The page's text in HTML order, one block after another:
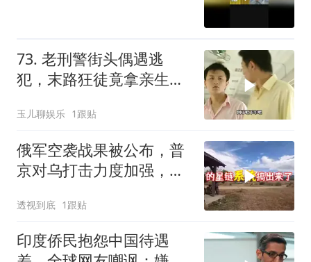
73. 老刑警街头偶遇逃
犯，末路狂徒竟拿亲生儿
玉儿聊娱乐 1跟贴
俄军空袭战果被公布，普
京对乌打击力度加强，泽
透视到底 1跟贴
印度侨民抱怨中国待遇